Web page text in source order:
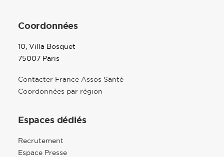
Coordonnées
10, Villa Bosquet
75007 Paris
Contacter France Assos Santé
Coordonnées par région
Espaces dédiés
Recrutement
Espace Presse